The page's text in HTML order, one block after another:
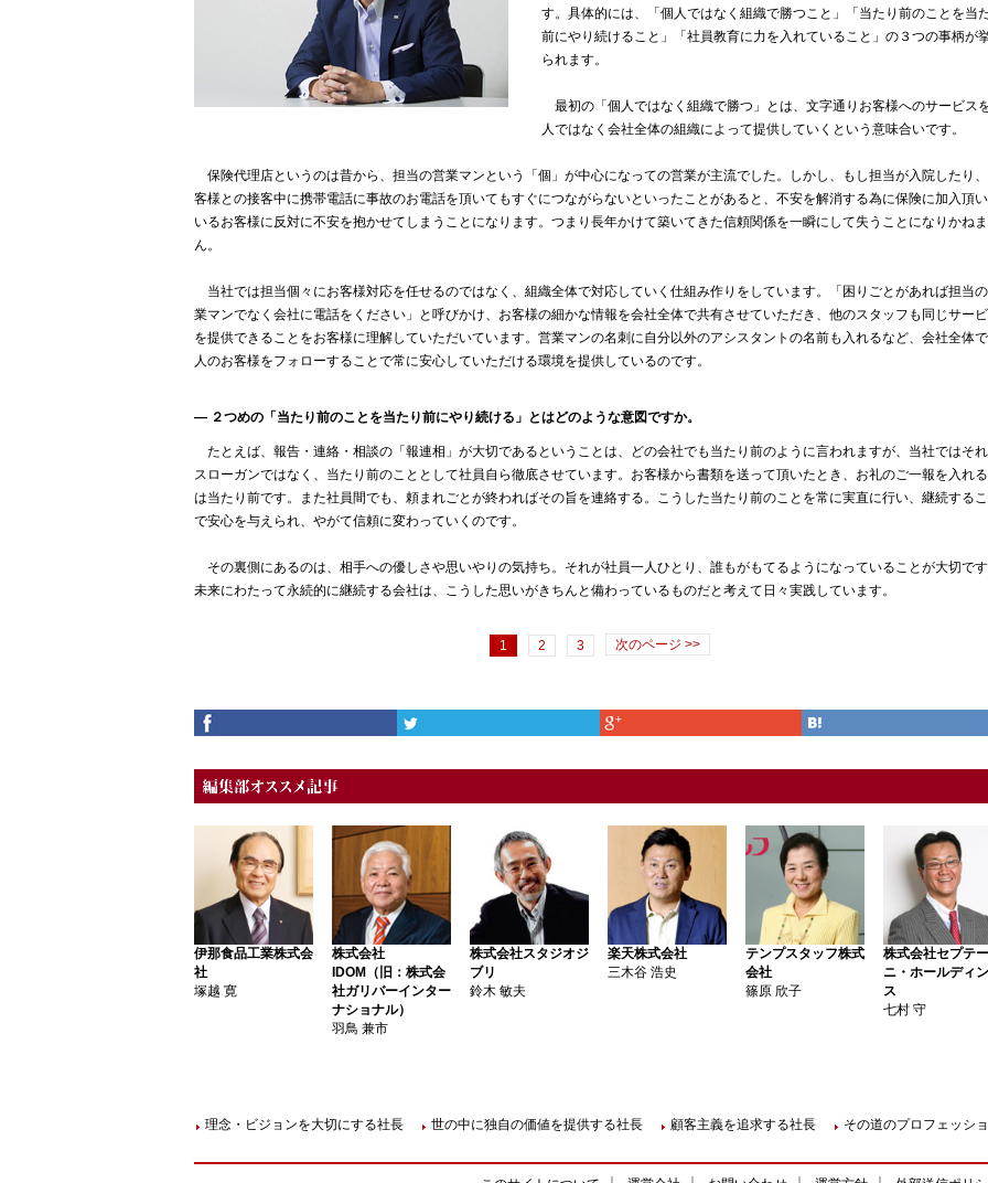
す。具体的には、「個人ではなく組織で勝つこと」「当たり前のことを当
前にやり続けること」「社員教育に力を入れていること」の３つの事柄が
られます。
最初の「個人ではなく組織で勝つ」とは、文字通りお客様へのサービス
人ではなく会社全体の組織によって提供していくという意味合いです。
保険代理店というのは昔から、担当の営業マンという「個」が中心になっての営業が主流でした。しかし、もし担当が入院したり
客様との接客中に携帯電話に事故のお電話を頂いてもすぐにつながらないといったことがあると、不安を解消する為に保険に加入頂
いるお客様に反対に不安を抱かせてしまうことになります。つまり長年かけて築いてきた信頼関係を一瞬にして失うことになりかね
ん。
当社では担当個々にお客様対応を任せるのではなく、組織全体で対応していく仕組み作りをしています。「困りごとがあれば担当
業マンでなく会社に電話をください」と呼びかけ、お客様の細かな情報を会社全体で共有させていただき、他のスタッフも同じサー
を提供できることをお客様に理解していただいています。営業マンの名刺に自分以外のアシスタントの名前も入れるなど、会社全体で
人のお客様をフォローすることで常に安心していただける環境を提供しているのです。
― ２つめの「当たり前のことを当たり前にやり続ける」とはどのような意図ですか。
たとえば、報告・連絡・相談の「報連相」が大切であるということは、どの会社でも当たり前のように言われますが、当社ではそ
スローガンではなく、当たり前のこととして社員自ら徹底させています。お客様から書類を送って頂いたとき、お礼のご一報を入れ
は当たり前です。また社員間でも、頼まれごとが終わればその旨を連絡する。こうした当たり前のことを常に実直に行い、継続する
で安心を与えられ、やがて信頼に変わっていくのです。
その裏側にあるのは、相手への優しさや思いやりの気持ち。それが社員一人ひとり、誰もがもてるようになっていることが大切です
未来にわたって永続的に継続する会社は、こうした思いがきちんと備わっているものだと考えて日々実践しています。
1 2 3 次のページ >>
伊那食品工業株式会
社
塚越 寛
株式会社
IDOM（旧：株式会
社ガリバーインター
ナショナル）
羽鳥 兼市
株式会社スタジオジ
ブリ
鈴木 敏夫
楽天株式会社
三木谷 浩史
テンプスタッフ株式
会社
篠原 欣子
株式会社セプテー
ニ・ホールディ
ス
七村 守
理念・ビジョンを大切にする社長 世の中に独自の価値を提供する社長 顧客主義を追求する社長 その道のプロフェッシ